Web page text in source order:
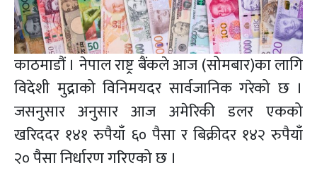
काठमाडौं । नेपाल राष्ट्र बैंकले आज (सोमबार)का लागि
विदेशी मुद्राको विनिमयदर सार्वजानिक गरेको छ ।
जसनुसार अनुसार आज अमेरिकी डलर एकको
खरिददर १४१ रुपैयाँ ६० पैसा र बिक्रीदर १४२ रुपैयाँ
२० पैसा निर्धारण गरिएको छ ।